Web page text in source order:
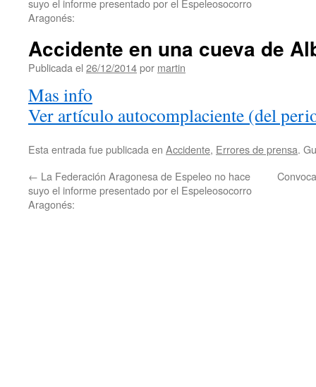
suyo el informe presentado por el Espeleosocorro
Aragonés:
Accidente en una cueva de
Publicada el 26/12/2014por martin
Mas info
Ver artículo autocomplaciente (del
Esta entrada fue publicada en Accidente, Errores de prensa.
← La Federación Aragonesa de Espeleo no hace
suyo el informe presentado por el Espeleosocorro
Aragonés: